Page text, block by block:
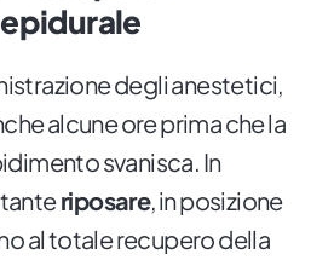
degli anestetici,
alcune ore prima che la
svanisca. In
riposare, in posizione
al totale recupero della